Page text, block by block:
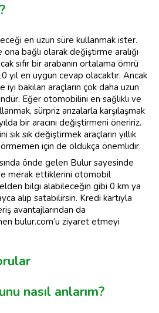
en uzun süre kullanmak ister.
ona bağlı olarak değiştirme aralığı
sıfır bir arabanın ortalama ömrü
yıl en uygun cevap olacaktır. Ancak
iyi bakılan araçların çok daha uzun
Eğer otomobilini en sağlıklı ve
sürpriz arızalarla karşılaşmak
bir aracını değiştirmeni öneririz.
sık değiştirmek araçların yıllık
için de oldukça önemlidir.
önde gelen Bulur sayesinde
merak ettiklerini otomobil
bilgi alabileceğin gibi 0 km ya
alıp satabilirsin. Kredi kartıyla
avantajlarından da
bulur.com’u ziyaret etmeyi
nasıl anlarım?